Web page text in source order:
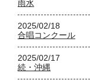
雨水
2025/02/18
合唱コンクール
2025/02/17
続・沖縄